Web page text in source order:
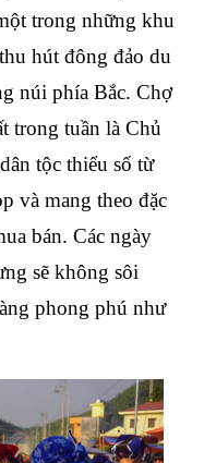
trong những khu
hút đông đảo du
núi phía Bắc. Chợ
trong tuần là Chủ
tộc thiểu số từ
và mang theo đặc
bán. Các ngày
sẽ không sôi
phong phú như